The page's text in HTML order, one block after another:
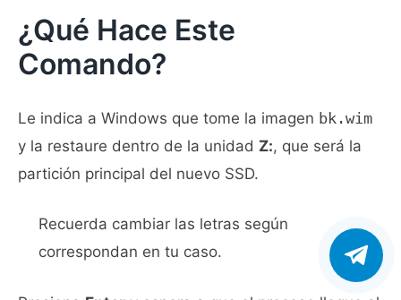
¿Qué Hace Este
Comando?
Le indica a Windows que tome la imagen bk.wim
y la restaure dentro de la unidad Z:, que será la
partición principal del nuevo SSD.
Recuerda cambiar las letras según
correspondan en tu caso.